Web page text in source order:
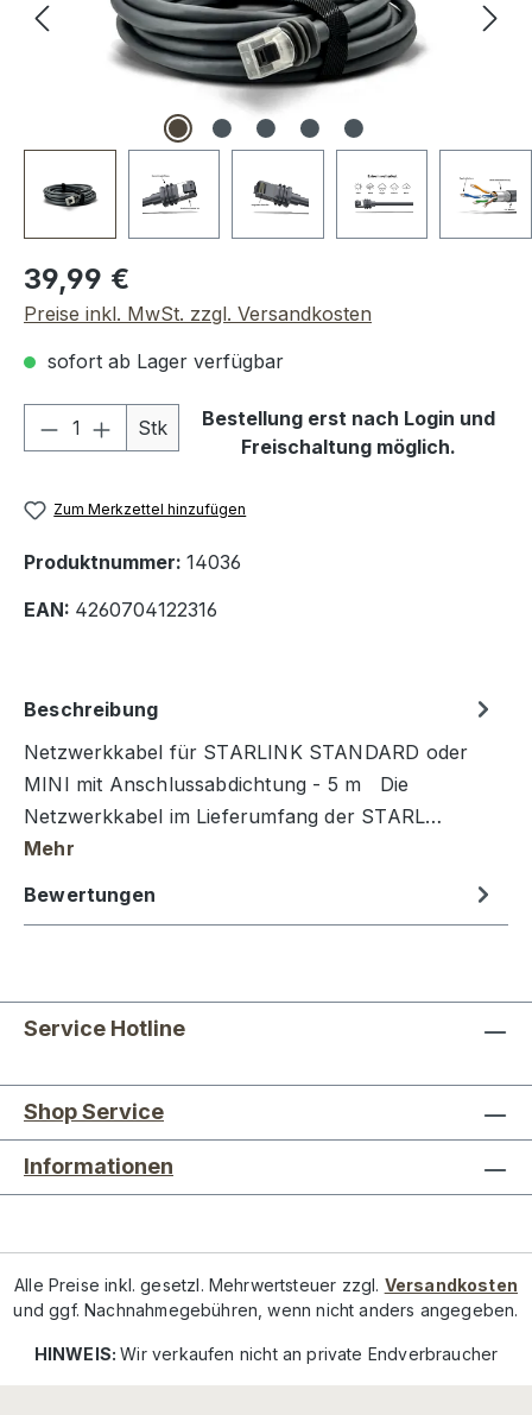
Regulärer Preis:
39,99 €
Preise inkl. MwSt. zzgl. Versandkosten
sofort ab Lager verfügbar
Produkt Anzahl: Gib den
Stk
Bestellung erst nach Login und
Freischaltung möglich.
Zum Merkzettel hinzufügen
Produktnummer: 14036
EAN: 4260704122316
Beschreibung
Netzwerkkabel für STARLINK STANDARD oder
MINI mit Anschlussabdichtung - 5 m Die
Netzwerkkabel im Lieferumfang der STARL…
Mehr
Bewertungen
Service Hotline
Shop Service
Informationen
Alle Preise inkl. gesetzl. Mehrwertsteuer zzgl. Versandkosten
und ggf. Nachnahmegebühren, wenn nicht anders angegeben.
HINWEIS:Wir verkaufen nicht an private Endverbraucher